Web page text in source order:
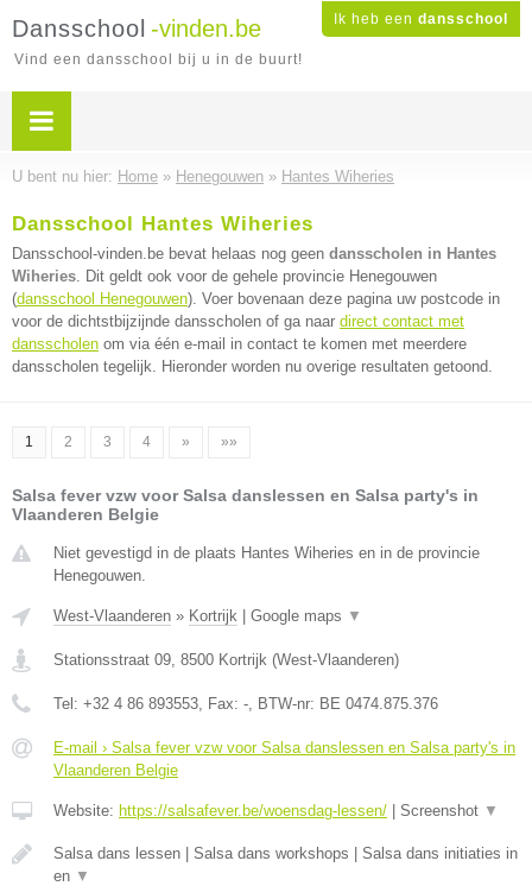
Ik heb een dansschool
Dansschool -vinden.be
Vind een dansschool bij u in de buurt!
U bent nu hier: Home » Henegouwen » Hantes Wiheries
Dansschool Hantes Wiheries
Dansschool-vinden.be bevat helaas nog geen dansscholen in Hantes
Wiheries. Dit geldt ook voor de gehele provincie Henegouwen
(dansschool Henegouwen). Voer bovenaan deze pagina uw postcode in
voor de dichtstbijzijnde dansscholen of ga naar direct contact met
dansscholen om via één e-mail in contact te komen met meerdere
dansscholen tegelijk. Hieronder worden nu overige resultaten getoond.
1 2 3 4 » »»
Salsa fever vzw voor Salsa danslessen en Salsa party's in
Vlaanderen Belgie
Niet gevestigd in de plaats Hantes Wiheries en in de provincie
Henegouwen.
West-Vlaanderen » Kortrijk Google maps ▼
Stationsstraat 09, 8500 Kortrijk (West-Vlaanderen)
Tel: +32 4 86 893553, Fax: -, BTW-nr: BE 0474.875.376
E-mail › Salsa fever vzw voor Salsa danslessen en Salsa party's in
Vlaanderen Belgie
Website: https://salsafever.be/woensdag-lessen/ Screenshot ▼
Salsa dans lessen | Salsa dans workshops | Salsa dans initiaties in
en ▼